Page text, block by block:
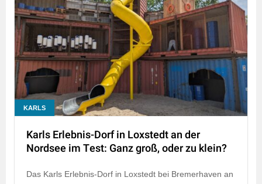
KARLS
Karls Erlebnis-Dorf in Loxstedt an der
Nordsee im Test: Ganz groß, oder zu klein?
Das Karls Erlebnis-Dorf in Loxstedt bei Bremerhaven an